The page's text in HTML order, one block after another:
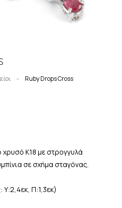
- Ruby Drops Cross
Κ18 με στρογγυλά
σε σχήμα σταγόνας.
Υ:2,4εκ, Π:1,3εκ)